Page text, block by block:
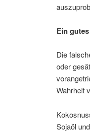
Ein
Die
oder
Wahrheit
Sojaöl